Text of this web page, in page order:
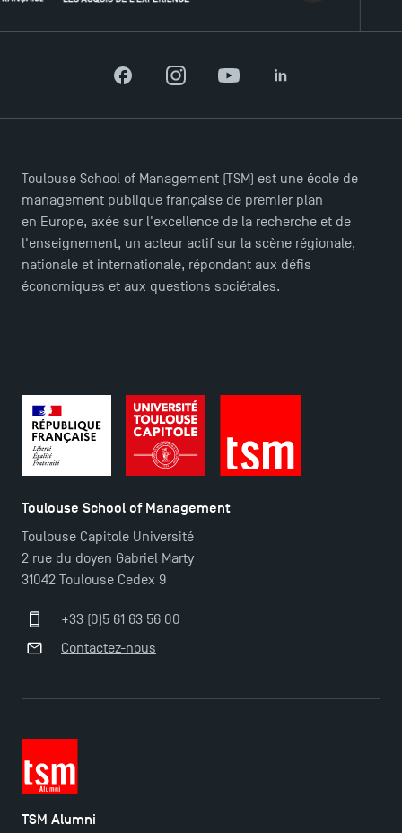
TSM Éducation
TSM-Research
TSM Doctoral Programme
FacebookInstagramYouTubeLinkedIn
Toulouse School of Management (TSM) est une école de
management publique française de premier plan
en Europe, axée sur l'excellence de la recherche et de
l'enseignement, un acteur actif sur la scène régionale,
nationale et internationale, répondant aux défis
économiques et aux questions sociétales.
Toulouse School of Management
Toulouse Capitole Université
2 rue du doyen Gabriel Marty
31042 Toulouse Cedex 9
+33 (0)5 61 63 56 00
Contactez-nous
TSM Alumni